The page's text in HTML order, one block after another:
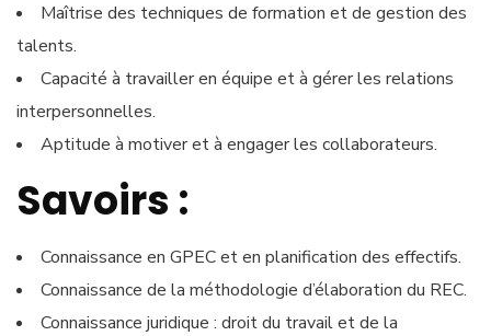
Maîtrise des techniques de formation et de gestion des
talents.
Capacité à travailler en équipe et à gérer les relations
interpersonnelles.
Aptitude à motiver et à engager les collaborateurs.
Savoirs :
Connaissance en GPEC et en planification des effectifs.
Connaissance de la méthodologie d’élaboration du REC.
Connaissance juridique : droit du travail et de la